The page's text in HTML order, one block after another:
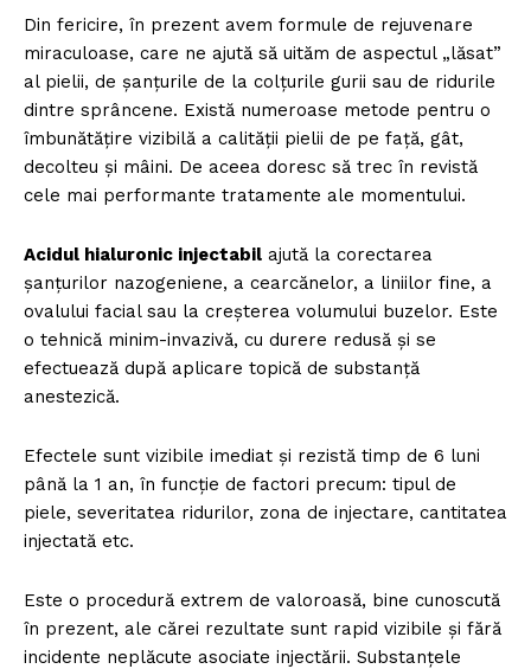
Din fericire, în prezent avem formule de rejuvenare
miraculoase, care ne ajută să uităm de aspectul „lăsat”
al pielii, de şanţurile de la colţurile gurii sau de ridurile
dintre sprâncene. Există numeroase metode pentru o
îmbunătățire vizibilă a calității pielii de pe față, gât,
decolteu și mâini. De aceea doresc să trec în revistă
cele mai performante tratamente ale momentului.
Acidul hialuronic injectabil ajută la corectarea
șanțurilor nazogeniene, a cearcănelor, a liniilor fine, a
ovalului facial sau la creşterea volumului buzelor. Este
o tehnică minim-invazivă, cu durere redusă și se
efectuează după aplicare topică de substanță
anestezică.
Efectele sunt vizibile imediat și rezistă timp de 6 luni
până la 1 an, în funcție de factori precum: tipul de
piele, severitatea ridurilor, zona de injectare, cantitatea
injectată etc.
Este o procedură extrem de valoroasă, bine cunoscută
în prezent, ale cărei rezultate sunt rapid vizibile și fără
incidente neplăcute asociate injectării. Substanțele